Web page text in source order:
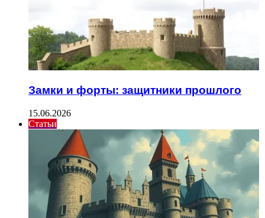
Замки и форты: защитники прошлого
15.06.2026
Статьи